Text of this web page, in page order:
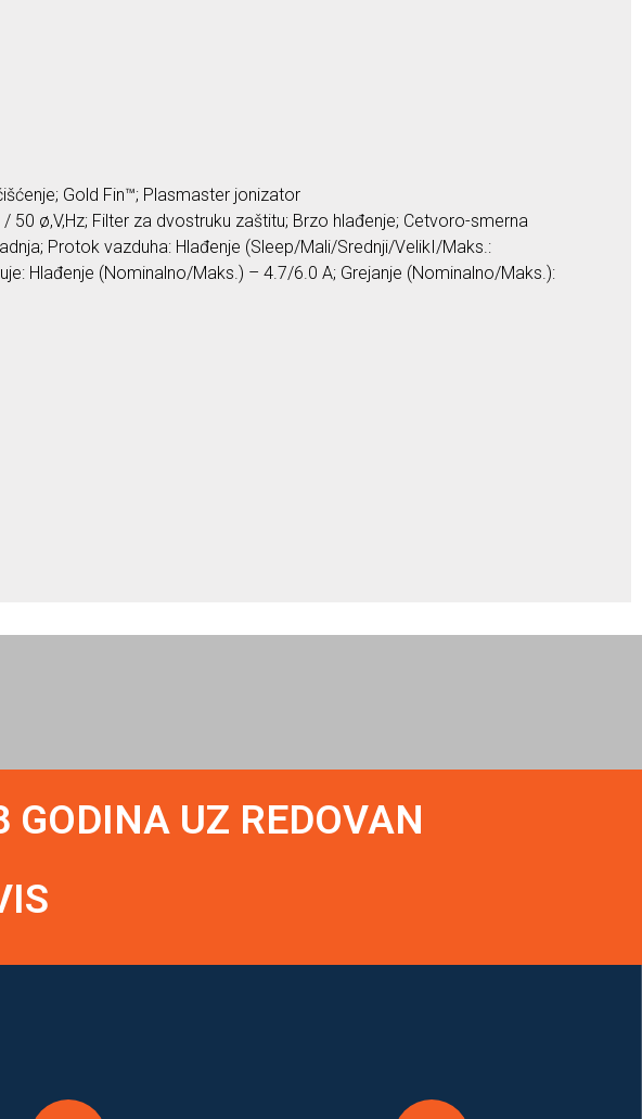
Gold Fin™; Plasmaster jonizator
ø,V,Hz; Filter za dvostruku zaštitu; Brzo hlađenje; Cetvoro-smerna
Protok vazduha: Hlađenje (Sleep/Mali/Srednji/VelikI/Maks.:
Hlađenje (Nominalno/Maks.) – 4.7/6.0 A; Grejanje (Nominalno/Maks.):
UZ REDOVAN